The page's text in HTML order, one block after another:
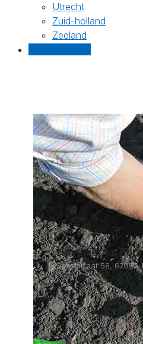
Utrecht
Zuid-holland
Zeeland
Hovenier en
Sportstraat 58,